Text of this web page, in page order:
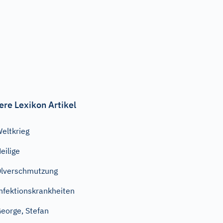
Lexikon Artikel
Stefan